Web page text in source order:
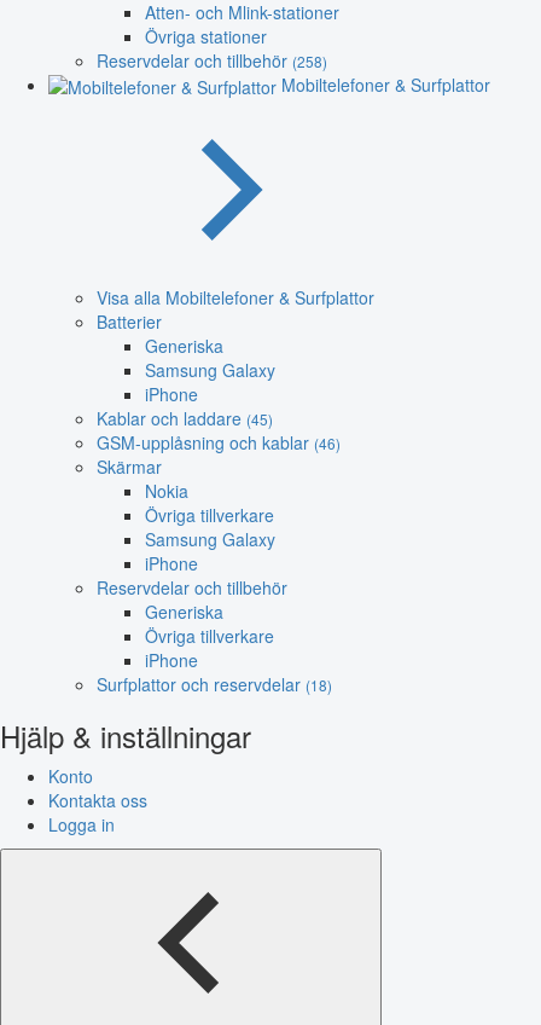
Atten- och Mlink-stationer
Övriga stationer
Reservdelar och tillbehör (258)
Mobiltelefoner & Surfplattor
Visa alla Mobiltelefoner & Surfplattor
Batterier
Generiska
Samsung Galaxy
iPhone
Kablar och laddare (45)
GSM-upplåsning och kablar (46)
Skärmar
Nokia
Övriga tillverkare
Samsung Galaxy
iPhone
Reservdelar och tillbehör
Generiska
Övriga tillverkare
iPhone
Surfplattor och reservdelar (18)
Hjälp & inställningar
Konto
Kontakta oss
Logga in